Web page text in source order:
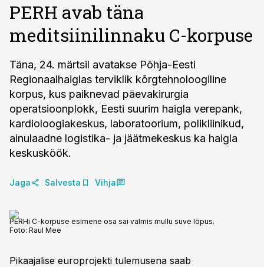
PERH avab täna
meditsiinilinnaku C-korpuse
Täna, 24. märtsil avatakse Põhja-Eesti
Regionaalhaiglas terviklik kõrgtehnoloogiline
korpus, kus paiknevad päevakirurgia
operatsioonplokk, Eesti suurim haigla verepank,
kardioloogiakeskus, laboratoorium, polikliinikud,
ainulaadne logistika- ja jäätmekeskus ka haigla
keskusköök.
Jaga Salvesta Vihja
PERHi C-korpuse esimene osa sai valmis mullu suve lõpus.
Foto: Raul Mee
Pikaajalise europrojekti tulemusena saab